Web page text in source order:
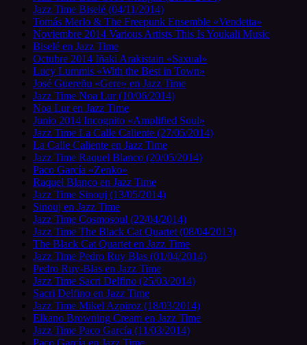
Jazz Time Biselé (04/11/2014)
Tomás Merlo & The Freepunk Ensemble «Vendetta»
Noviembre 2014 Various Artists This Is Youkali Music
Biselé en Jazz Time
Octubre 2014 Iñaki Arakistain «Saxual»
Lucy Lummis «With the Best in Town»
José Guereñu «Gere» en Jazz Time
Jazz Time Noa Lur (10/06/2014)
Noa Lur en Jazz Time
Junio 2014 Incognito «Amplified Soul»
Jazz Time La Calle Caliente (27/05/2014)
La Calle Caliente en Jazz Time
Jazz Time Raquel Blanco (20/05/2014)
Paco García «Zenko»
Raquel Blanco en Jazz Time
Jazz Time Sinouj (13/05/2014)
Sinouj en Jazz Time
Jazz Time Cosmosoul (22/04/2014)
Jazz Time The Black Cat Quartet (08/04/2013)
The Black Cat Quartet en Jazz Time
Jazz Time Pedro Ruy Blas (01/04/2014)
Pedro Ruy-Blas en Jazz Time
Jazz Time Sacri Delfino (25/03/2014)
Sacri Delfino en Jazz Time
Jazz Time Mikel Azpiroz (18/03/2014)
Elkano Browning Cream en Jazz Time
Jazz Time Paco García (11/03/2014)
Paco García en Jazz Time